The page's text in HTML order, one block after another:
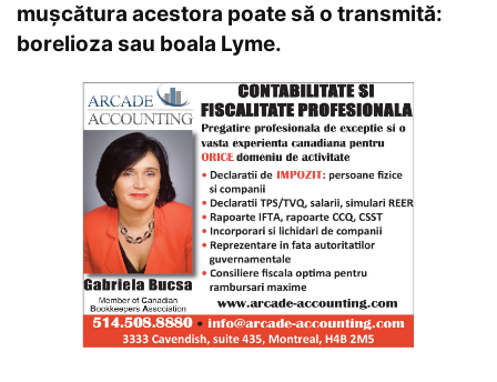
mușcătura acestora poate să o transmită:
borelioza sau boala Lyme.